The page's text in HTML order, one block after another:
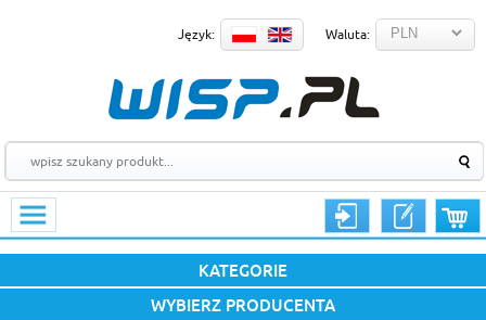
Język: Waluta:
KATEGORIE
WYBIERZ PRODUCENTA